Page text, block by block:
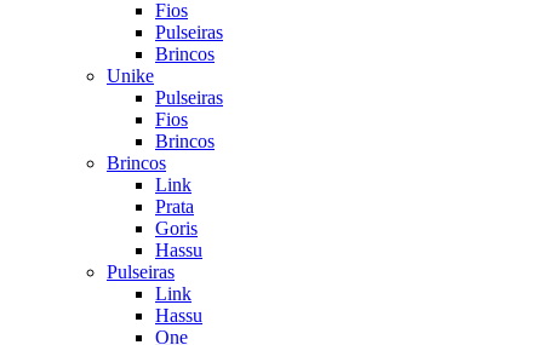
Fios
Pulseiras
Brincos
Unike
Pulseiras
Fios
Brincos
Brincos
Link
Prata
Goris
Hassu
Pulseiras
Link
Hassu
One